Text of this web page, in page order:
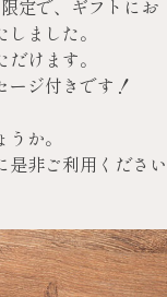
定で、ギフトにお
ました。
けます。
ージ付きです！
か。
是非ご利用ください